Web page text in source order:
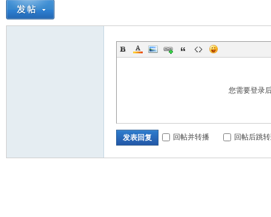
您需要登录
发表回复 回帖并转播 回帖后跳